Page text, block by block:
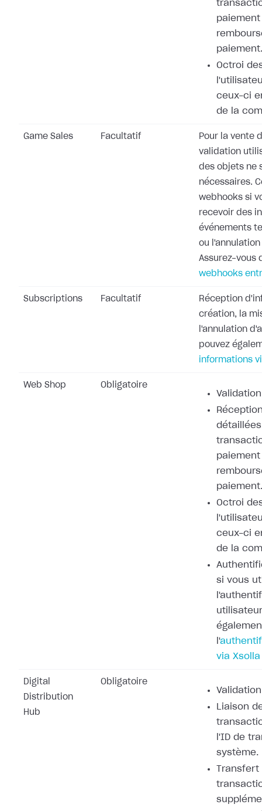
paiement.
Octroi
ceux-ci
de la
Game Sales Facultatif
Pour la vente
validation
des objets ne
nécessaires.
webhooks si
recevoir des
événements
ou
Assurez-vous
webhooks
Subscriptions Facultatif
Réception
création, la
l'annulation
pouvez
informations
Web Shop Obligatoire
paiement.
Octroi
ceux-ci
de la
si vous
l'
via Xsolla
Digital
Distribution
Hub
Obligatoire
Liaison
l'ID de
système.